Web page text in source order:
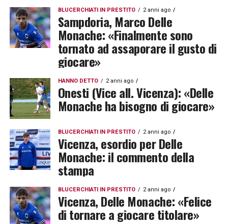
BLUCERCHIATI IN PRESTITO 2 anni ago
Sampdoria, Marco Delle
Monache: «Finalmente sono
tornato ad assaporare il gusto di
giocare»
HANNO DETTO 2 anni ago
Onesti (Vice all. Vicenza): «Delle
Monache ha bisogno di giocare»
BLUCERCHIATI IN PRESTITO 2 anni ago
Vicenza, esordio per Delle
Monache: il commento della
stampa
BLUCERCHIATI IN PRESTITO 2 anni ago
Vicenza, Delle Monache: «Felice
di tornare a giocare titolare»